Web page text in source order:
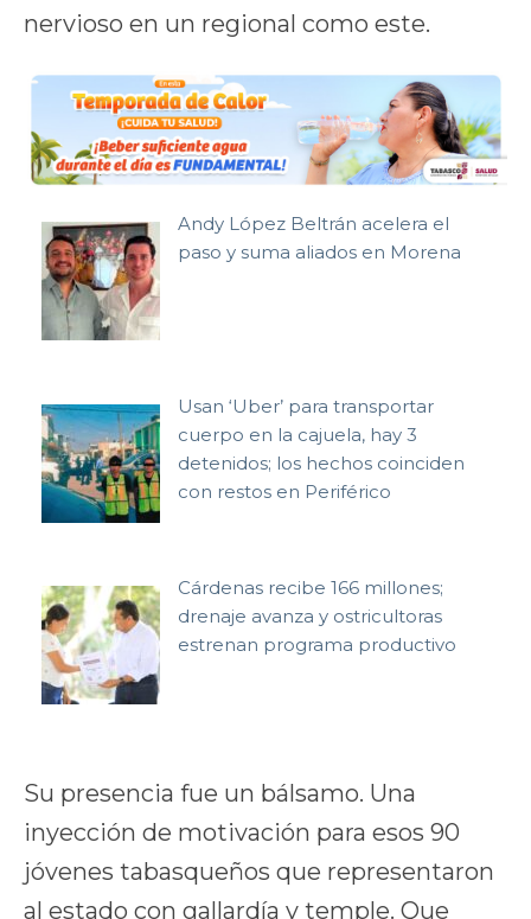
nervioso en un regional como este.
Andy López Beltrán acelera el
paso y suma aliados en Morena
Usan ‘Uber’ para transportar
cuerpo en la cajuela, hay 3
detenidos; los hechos coinciden
con restos en Periférico
Cárdenas recibe 166 millones;
drenaje avanza y ostricultoras
estrenan programa productivo
Su presencia fue un bálsamo. Una
inyección de motivación para esos 90
jóvenes tabasqueños que representaron
al estado con gallardía y temple. Que